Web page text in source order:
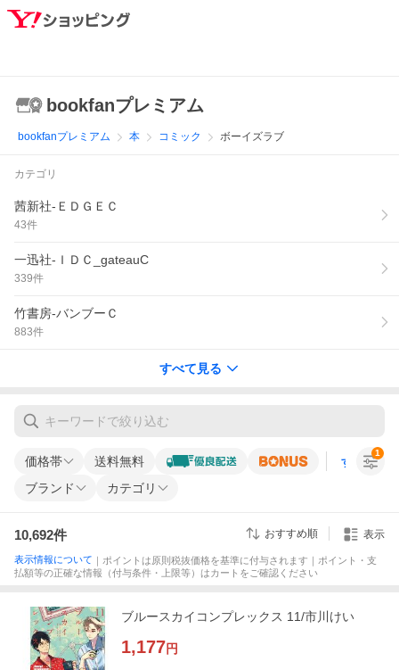
bookfanプレミアム
bookfanプレミアム 本 コミック ボーイズラブ
カテゴリ
茜新社-ＥＤＧＥＣ
43件
一迅社-ＩＤＣ_gateauC
339件
竹書房-バンブーＣ
883件
すべて見る
価格帯 送料無料 すべての条
ブランド カテゴリ
1
10,692件 おすすめ順 表示
表示情報について ｜ポイントは原則税抜価格を基準に付与されます｜ポイント・支
払額等の正確な情報（付与条件・上限等）はカートをご確認ください
ブルースカイコンプレックス 11/市川けい
1,177円